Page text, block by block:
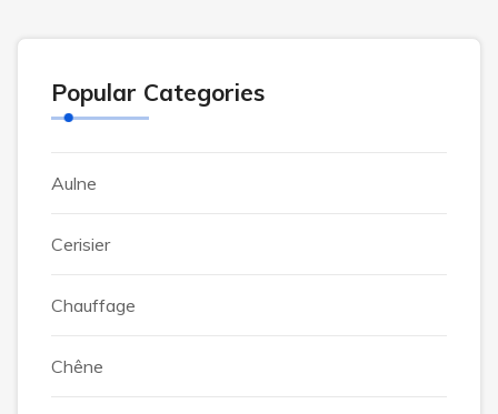
Popular Categories
Aulne
Cerisier
Chauffage
Chêne